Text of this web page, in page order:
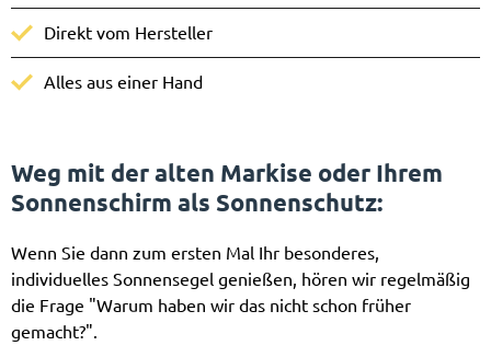
Direkt vom Hersteller
Alles aus einer Hand
Weg mit der alten Markise oder Ihrem
Sonnenschirm als Sonnenschutz:
Wenn Sie dann zum ersten Mal Ihr besonderes,
individuelles Sonnensegel genießen, hören wir regelmäßig
die Frage "Warum haben wir das nicht schon früher
gemacht?".